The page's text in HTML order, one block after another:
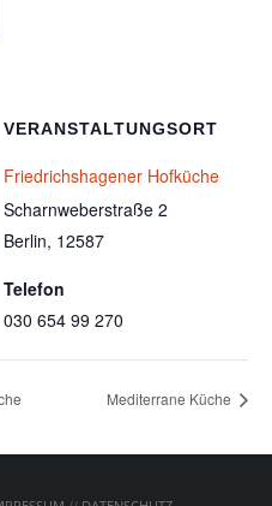
VERANSTALTUNGSORT
Friedrichshagener Hofküche
Scharnweberstraße 2
Berlin, 12587
Telefon
030 654 99 270
Mediterrane Küche